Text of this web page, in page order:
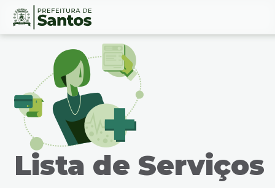
Ir
Conteúdo
Lista de Serviços